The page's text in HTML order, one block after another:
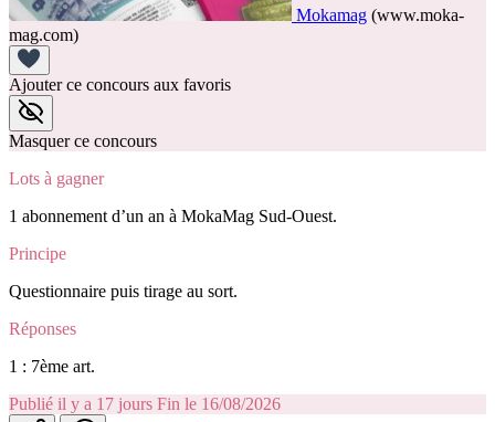
Mokamag (www.moka-
mag.com)
Ajouter ce concours aux favoris
Masquer ce concours
Lots à gagner
1 abonnement d’un an à MokaMag Sud-Ouest.
Principe
Questionnaire puis tirage au sort.
Réponses
1 : 7ème art.
Publié il y a 17 jours Fin le 16/08/2026